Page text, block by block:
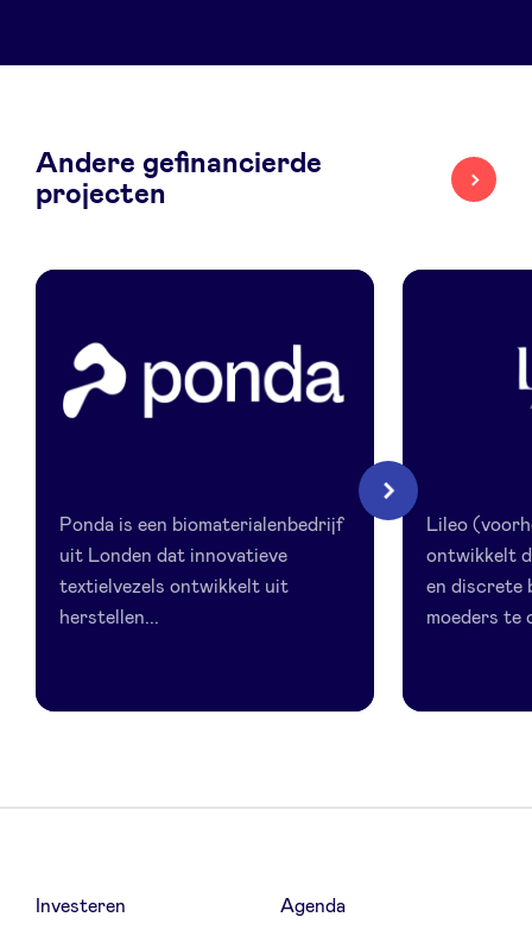
en
Andere gefinancierde
projecten
Ponda is een biomaterialenbedrijf
uit Londen dat innovatieve
textielvezels ontwikkelt uit
herstellen...
Lileo
ontwikkelt
en discrete
moeders te
Volgende
Investeren Agenda